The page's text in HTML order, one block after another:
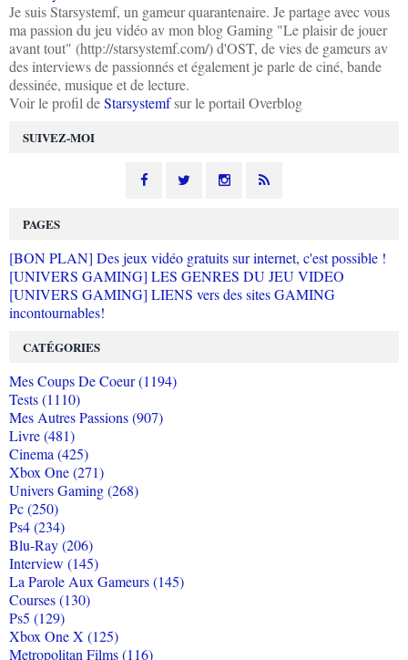
SUIVEZ-MOI
Je suis Starsystemf, un gameur quarantenaire. Je partage avec vous
ma passion du jeu vidéo av mon blog Gaming "Le plaisir de jouer
avant tout" (http://starsystemf.com/) d'OST, de vies de gameurs av
des interviews de passionnés et également je parle de ciné, bande
dessinée, musique et de lecture.
Voir le profil deStarsystemfsur le portail Overblog
PAGES
[BON PLAN] Des jeux vidéo gratuits sur internet, c'est possible !
[UNIVERS GAMING] LES GENRES DU JEU VIDEO
[UNIVERS GAMING] LIENS vers des sites GAMING
incontournables!
CATÉGORIES
Mes Coups De Coeur (1194)
Tests (1110)
Mes Autres Passions (907)
Livre (481)
Cinema (425)
Xbox One (271)
Univers Gaming (268)
Pc (250)
Ps4 (234)
Blu-Ray (206)
Interview (145)
La Parole Aux Gameurs (145)
Courses (130)
Ps5 (129)
Xbox One X (125)
Metropolitan Films (116)